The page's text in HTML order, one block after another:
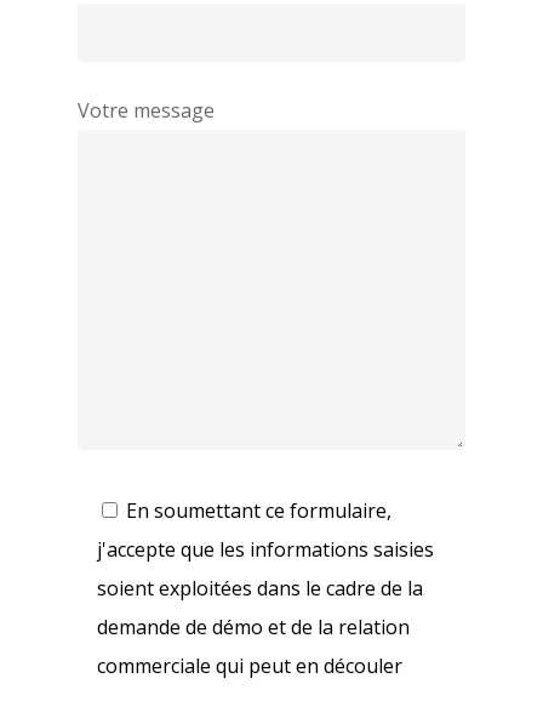
Votre message
En soumettant ce formulaire,
j'accepte que les informations saisies
soient exploitées dans le cadre de la
demande de démo et de la relation
commerciale qui peut en découler